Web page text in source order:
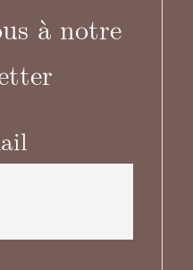
à notre